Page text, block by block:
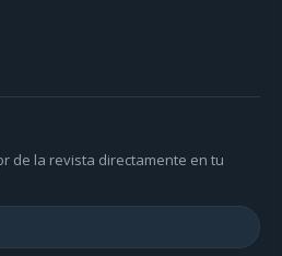
de la revista directamente en tu